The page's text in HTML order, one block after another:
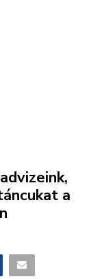
a